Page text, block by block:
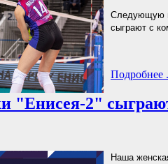
Следующую
сыграют с
Подробнее
"Енисея-2"
Наша